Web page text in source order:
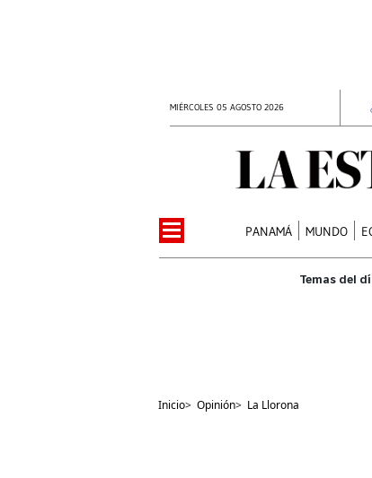
MIÉRCOLES 05 AGOSTO 2026
PANAMÁ MUNDO
Inicio> Opinión> La Llorona